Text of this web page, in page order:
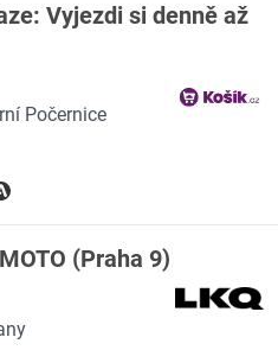
Vyjezdi si denně až
Počernice
(Praha 9)